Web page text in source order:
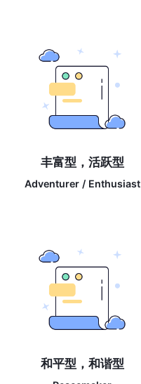
丰富型，活跃型
Adventurer / Enthusiast
和平型，和谐型